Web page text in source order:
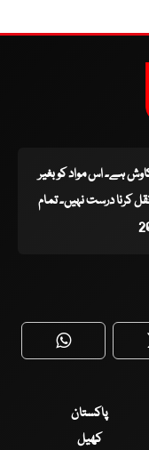
کاوش ہے۔ اس مواد کو بغیر
کرنا درست نہیں۔ تمام
WhatsApp
پاکستان
کھیل